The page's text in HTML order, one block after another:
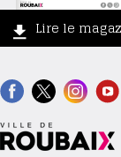
Lire le